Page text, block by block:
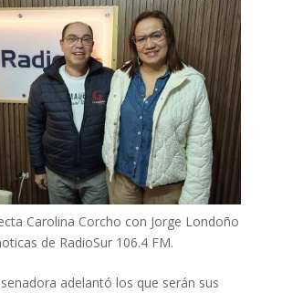
Carolina Corcho con Jorge Londoño
de RadioSur 106.4 FM.
adelantó los que serán sus